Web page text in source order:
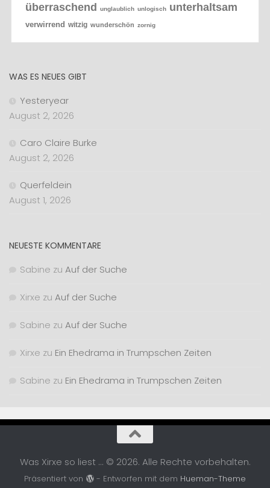
überraschend unglaublich unlogisch unterhaltsam
verwirrend witzig wunderschön zornig
WAS ES NEUES GIBT
Yesteryear
August 2, 2026
Caro Claire Burke
August 2, 2026
Querfeldein
August 1, 2026
NEUESTE KOMMENTARE
Sabine zu Auf der Suche
Xirxe zu Auf der Suche
Sabine zu Auf der Suche
Xirxe zu Ein Ehedrama in Trumpschen Zeiten
Sabine zu Ein Ehedrama in Trumpschen Zeiten
Was Xirxe so liest ... © 2026. Alle Rechte vorbehalten.
Präsentiert von - Entworfen mit dem Hueman-Theme